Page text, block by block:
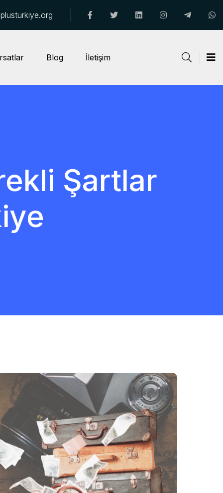
Blog İletişim
Şartlar